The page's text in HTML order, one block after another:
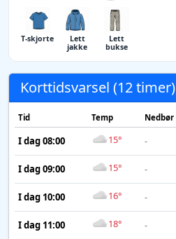
T-skjorte
Lett
jakke
Lett
bukse
Korttidsvarsel (12 timer)
Tid Temp Nedbør
I dag 08:00 15° -
I dag 09:00 15° -
I dag 10:00 16° -
I dag 11:00 18° -